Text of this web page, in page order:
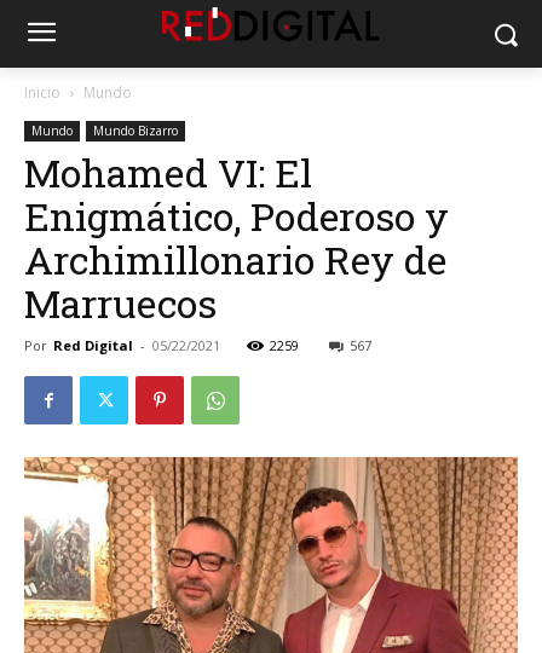
Inicio Mundo
Mundo Mundo Bizarro
Mohamed VI: El
Enigmático, Poderoso y
Archimillonario Rey de
Marruecos
Por Red Digital - 05/22/2021 2259 567